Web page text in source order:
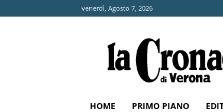
venerdì, Agosto 7, 2026
Cronaca
di
Verona
HOME PRIMO PIANO